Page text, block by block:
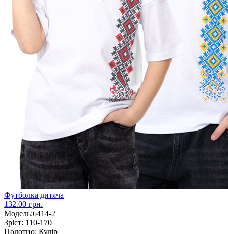
Футболка дитяча
132.00 грн.
Модель:6414-2
Зріст: 110-170
Полотно: Кулір